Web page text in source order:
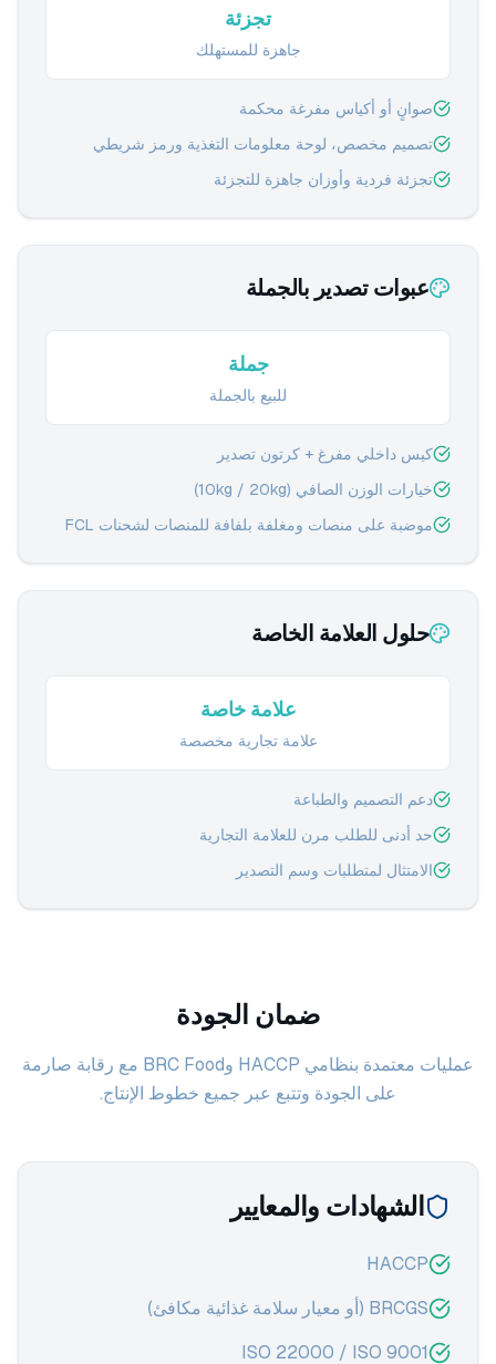
تجزئة
جاهزة للمستهلك
صوانٍ أو أكياس مفرغة محكمة
تصميم مخصص، لوحة معلومات التغذية ورمز شريطي
تجزئة فردية وأوزان جاهزة للتجزئة
عبوات تصدير بالجملة
جملة
للبيع بالجملة
كيس داخلي مفرغ + كرتون تصدير
خيارات الوزن الصافي (10kg / 20kg)
موضبة على منصات ومغلفة بلفافة للمنصات لشحنات FCL
حلول العلامة الخاصة
علامة خاصة
علامة تجارية مخصصة
دعم التصميم والطباعة
حد أدنى للطلب مرن للعلامة التجارية
الامتثال لمتطلبات وسم التصدير
ضمان الجودة
عمليات معتمدة بنظامي HACCP وBRC Food مع رقابة صارمة
على الجودة وتتبع عبر جميع خطوط الإنتاج.
الشهادات والمعايير
HACCP
BRCGS (أو معيار سلامة غذائية مكافئ)
ISO 22000 / ISO 9001